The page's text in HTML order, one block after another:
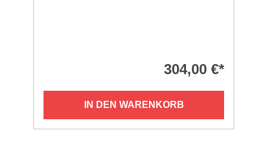
304,00 €*
IN DEN WARENKORB